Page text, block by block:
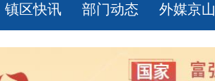
镇区快讯 部门动态 外媒京山